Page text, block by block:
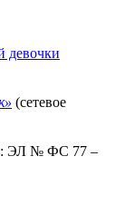
девочки
(сетевое
ЭЛ № ФС 77 –